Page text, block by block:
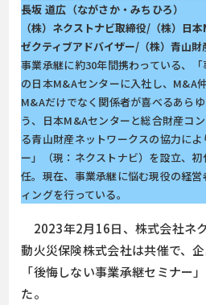
長坂 道広（ながさか・みちひろ）
（株）ネクストナビ取締役/（株）日
ゼクティブアドバイザー/（株）青山
事業承継に約30年間携わっている、
の日本M&Aセンターに入社し、M&A
M&Aだけでなく関係者が喜べるあら
う、日本M&Aセンターと総合財産コ
る青山財産ネットワークスの協力に
ー」（現：ネクストナビ）を設立、
任。現在、事業承継に悩む現役の経
ィングを行っている。
2023年2月16日、株式会社ネ
動火災保険株式会社は共催で、
「後悔しない事業承継セミナー
た。